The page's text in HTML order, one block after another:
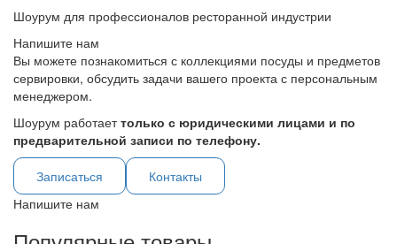
Шоурум для профессионалов ресторанной индустрии
Напишите нам
Вы можете познакомиться с коллекциями посуды и предметов
сервировки, обсудить задачи вашего проекта с персональным
менеджером.
Шоурум работаеттолько с юридическими лицами и по
предварительной записи по телефону.
Записаться
Контакты
Напишите нам